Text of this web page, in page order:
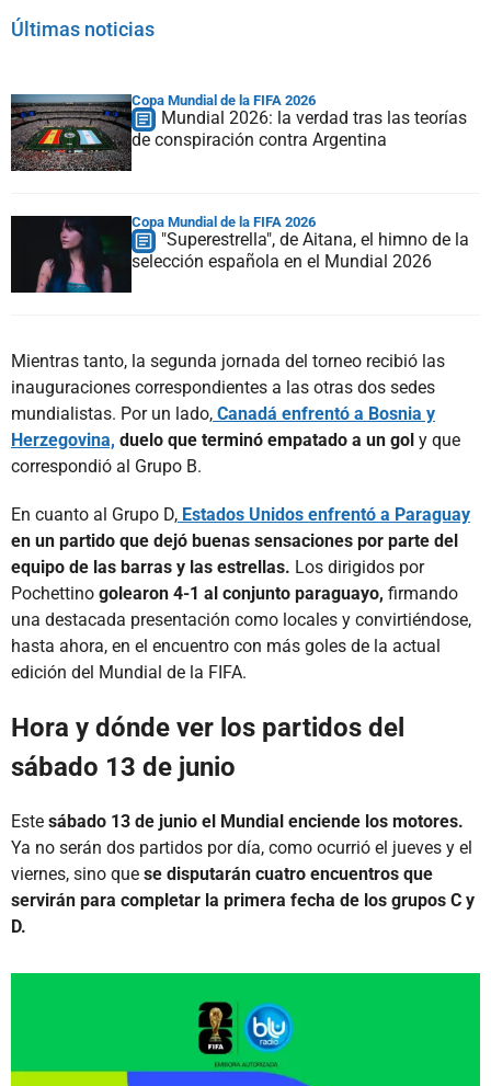
Últimas noticias
Copa Mundial de la FIFA 2026
Mundial 2026: la verdad tras las teorías
de conspiración contra Argentina
Copa Mundial de la FIFA 2026
"Superestrella", de Aitana, el himno de la
selección española en el Mundial 2026
Mientras tanto, la segunda jornada del torneo recibió las
inauguraciones correspondientes a las otras dos sedes
mundialistas. Por un lado, Canadá enfrentó a Bosnia y
Herzegovina, duelo que terminó empatado a un gol y que
correspondió al Grupo B.
En cuanto al Grupo D, Estados Unidos enfrentó a Paraguay
en un partido que dejó buenas sensaciones por parte del
equipo de las barras y las estrellas. Los dirigidos por
Pochettino golearon 4-1 al conjunto paraguayo, firmando
una destacada presentación como locales y convirtiéndose,
hasta ahora, en el encuentro con más goles de la actual
edición del Mundial de la FIFA.
Hora y dónde ver los partidos del
sábado 13 de junio
Este sábado 13 de junio el Mundial enciende los motores.
Ya no serán dos partidos por día, como ocurrió el jueves y el
viernes, sino que se disputarán cuatro encuentros que
servirán para completar la primera fecha de los grupos C y
D.